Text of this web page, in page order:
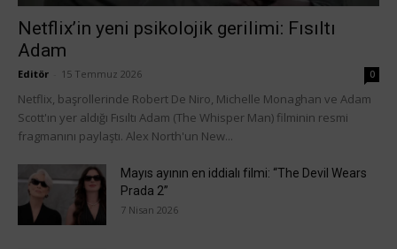
Netflix’in yeni psikolojik gerilimi: Fısıltı
Adam
Editör 15 Temmuz 2026 0
Netflix, başrollerinde Robert De Niro, Michelle Monaghan ve Adam
Scott'ın yer aldığı Fısıltı Adam (The Whisper Man) filminin resmi
fragmanını paylaştı. Alex North'un New...
Mayıs ayının en iddialı filmi: “The Devil Wears
Prada 2”
7 Nisan 2026